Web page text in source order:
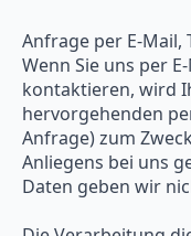
Anfrage per E-Mail,
Wenn Sie uns per
kontaktieren, wird
hervorgehenden
Anfrage) zum
Anliegens bei uns
Daten geben wir